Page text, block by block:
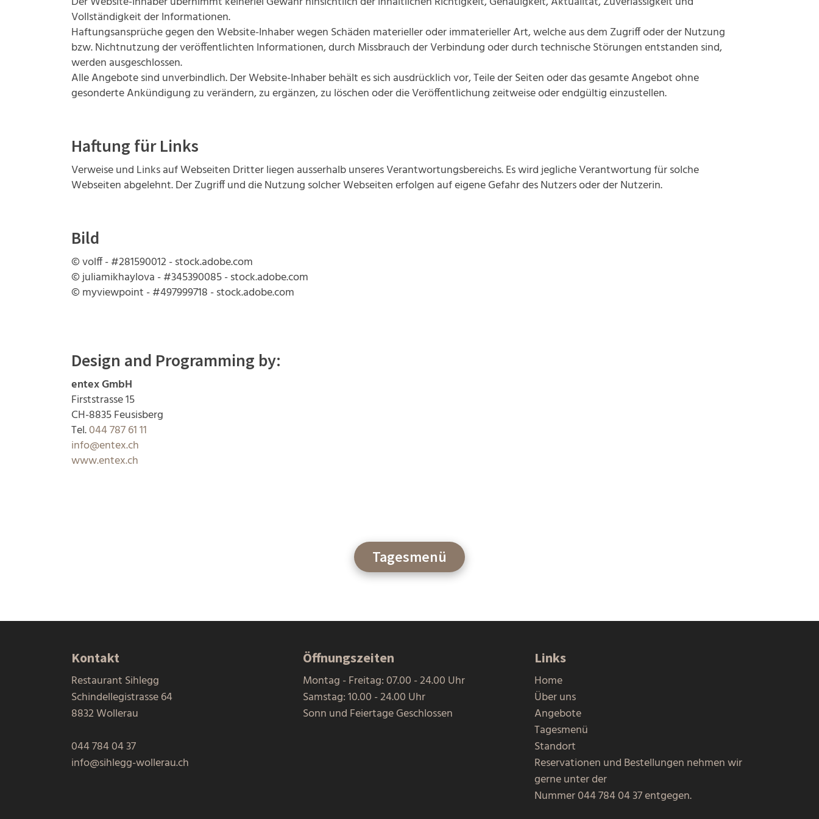
Vollständigkeit der Informationen.
Haftungsansprüche gegen den Website-Inhaber wegen Schäden materieller oder immaterieller Art, welche aus dem Zugriff oder der Nutzung
bzw. Nichtnutzung der veröffentlichten Informationen, durch Missbrauch der Verbindung oder durch technische Störungen entstanden sind,
werden ausgeschlossen.
Alle Angebote sind unverbindlich. Der Website-Inhaber behält es sich ausdrücklich vor, Teile der Seiten oder das gesamte Angebot ohne
gesonderte Ankündigung zu verändern, zu ergänzen, zu löschen oder die Veröffentlichung zeitweise oder endgültig einzustellen.
Haftung für Links
Verweise und Links auf Webseiten Dritter liegen ausserhalb unseres Verantwortungsbereichs. Es wird jegliche Verantwortung für solche
Webseiten abgelehnt. Der Zugriff und die Nutzung solcher Webseiten erfolgen auf eigene Gefahr des Nutzers oder der Nutzerin.
Bild
© volff - #281590012 - stock.adobe.com
© juliamikhaylova - #345390085 - stock.adobe.com
© myviewpoint - #497999718 - stock.adobe.com
Design and Programming by:
entex GmbH
Firststrasse 15
CH-8835 Feusisberg
Tel.044 787 61 11
info@entex.ch
www.entex.ch
Tagesmenü
Kontakt
Restaurant Sihlegg
Schindellegistrasse 64
8832 Wollerau
044 784 04 37
info@sihlegg-wollerau.ch
Öffnungszeiten
Montag - Freitag: 07.00 - 24.00 Uhr
Samstag: 10.00 - 24.00 Uhr
Sonn und Feiertage Geschlossen
Links
Home
Über uns
Angebote
Tagesmenü
Standort
Reservationen und Bestellungen nehmen wir
gerne unter der
Nummer044 784 04 37entgegen.